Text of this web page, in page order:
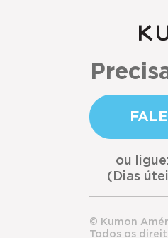
ou
(Dias
© Kumon
Todos os